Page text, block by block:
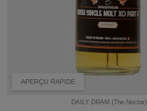
APERÇU RAPIDE
DAILY DRAM (The Nectar)